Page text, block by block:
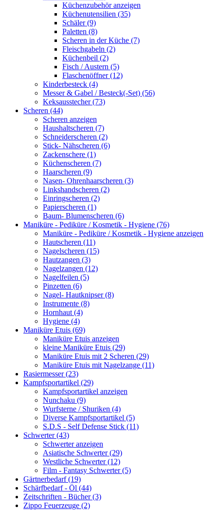
Küchenzubehör anzeigen
Küchenutensilien (35)
Schäler (9)
Paletten (8)
Scheren in der Küche (7)
Fleischgabeln (2)
Küchenbeil (2)
Fisch / Austern (5)
Flaschenöffner (12)
Kinderbesteck (4)
Messer & Gabel / Besteck(-Set) (56)
Keksausstecher (73)
Scheren (44)
Scheren anzeigen
Haushaltscheren (7)
Schneiderscheren (2)
Stick- Nähscheren (6)
Zackenschere (1)
Küchenscheren (7)
Haarscheren (9)
Nasen- Ohrenhaarscheren (3)
Linkshandscheren (2)
Einringscheren (2)
Papierscheren (1)
Baum- Blumenscheren (6)
Maniküre - Pediküre / Kosmetik - Hygiene (76)
Maniküre - Pediküre / Kosmetik - Hygiene anzeigen
Hautscheren (11)
Nagelscheren (15)
Hautzangen (3)
Nagelzangen (12)
Nagelfeilen (5)
Pinzetten (6)
Nagel- Hautknipser (8)
Instrumente (8)
Hornhaut (4)
Hygiene (4)
Maniküre Etuis (69)
Maniküre Etuis anzeigen
kleine Maniküre Etuis (29)
Maniküre Etuis mit 2 Scheren (29)
Maniküre Etuis mit Nagelzange (11)
Rasiermesser (23)
Kampfsportartikel (29)
Kampfsportartikel anzeigen
Nunchaku (9)
Wurfsterne / Shuriken (4)
Diverse Kampfsportartikel (5)
S.D.S - Self Defense Stick (11)
Schwerter (43)
Schwerter anzeigen
Asiatische Schwerter (29)
Westliche Schwerter (12)
Film - Fantasy Schwerter (5)
Gärtnerbedarf (19)
Schärfbedarf - Öl (44)
Zeitschriften - Bücher (3)
Zippo Feuerzeuge (2)